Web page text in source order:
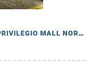
LOCAL EN VENTA UBICADO EN PRIVILEGIO MALL NORTE DE ARMENIA